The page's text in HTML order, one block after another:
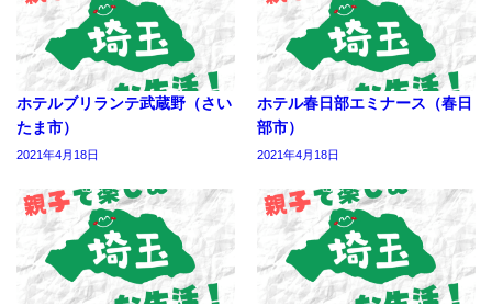
ホテルブリランテ武蔵野（さい
たま市）
2021年4月18日
ホテル春日部エミナース（春日
部市）
2021年4月18日